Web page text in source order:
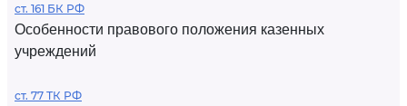
ст. 161 БК РФ
Особенности правового положения казенных
учреждений
ст. 77 ТК РФ